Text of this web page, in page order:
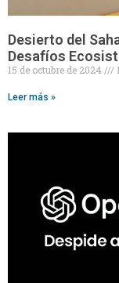
Desierto del
Desafíos
15 de octubre de 2024
Leer más »